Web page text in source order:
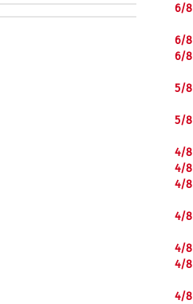
6/8
6/8
6/8
5/8
5/8
4/8
4/8
4/8
4/8
4/8
4/8
4/8